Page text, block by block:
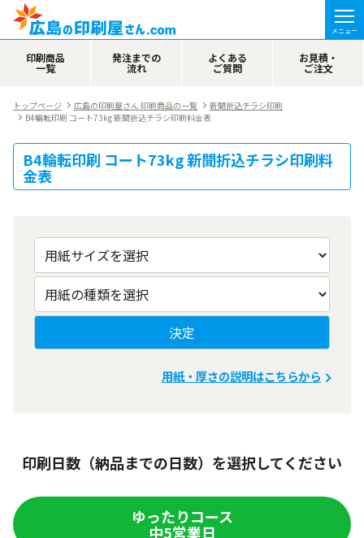
印刷商品
一覧
発注までの
流れ
よくある
ご質問
お見積・
ご注文
トップページ 広島の印刷屋さん 印刷商品の一覧
新聞折込チラシ印刷
B4輪転印刷 コート73kg 新聞折込チラシ印刷料金表
B4輪転印刷 コート73kg 新聞折込チラシ印刷料
金表
用紙・厚さの説明はこちらから
印刷日数（納品までの日数）を選択してください
ゆったりコース
中5営業日
メニュー